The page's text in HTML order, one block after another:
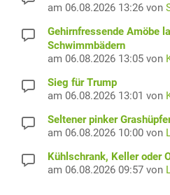
am 06.08.2026 13:26 von
Gehirnfressende Amöbe
Schwimmbädern
am 06.08.2026 13:05 von
Sieg für Trump
am 06.08.2026 13:01 von
Seltener pinker
am 06.08.2026 10:00 von
Kühlschrank, Keller oder
am 06.08.2026 09:57 von